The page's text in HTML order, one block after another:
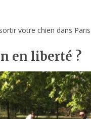
votre chien dans Paris.
en liberté ?